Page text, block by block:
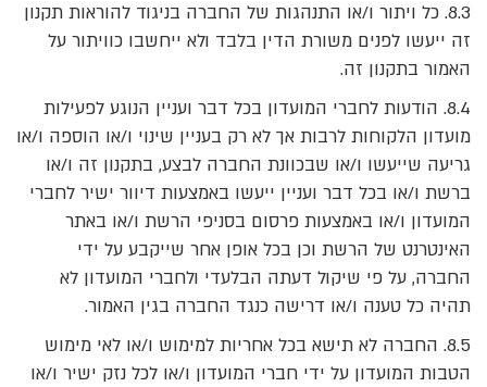
8.3. כל ויתור ו/או התנהגות של החברה בניגוד להוראות תקנון
זה ייעשו לפנים משורת הדין בלבד ולא ייחשבו כוויתור על
האמור בתקנון זה.
8.4. הודעות לחברי המועדון בכל דבר ועניין הנוגע לפעילות
מועדון הלקוחות לרבות אך לא רק בעניין שינוי ו/או הוספה ו/או
גריעה שייעשו ו/או שבכוונת החברה לבצע, בתקנון זה ו/או
ברשת ו/או בכל דבר ועניין ייעשו באמצעות דיוור ישיר לחברי
המועדון ו/או באמצעות פרסום בסניפי הרשת ו/או באתר
האינטרנט של הרשת וכן בכל אופן אחר שייקבע על ידי
החברה, על פי שיקול דעתה הבלעדי ולחברי המועדון לא
תהיה כל טענה ו/או דרישה כנגד החברה בגין האמור.
8.5. החברה לא תישא בכל אחריות למימוש ו/או לאי מימוש
הטבות המועדון על ידי חברי המועדון ו/או לכל נזק ישיר ו/או